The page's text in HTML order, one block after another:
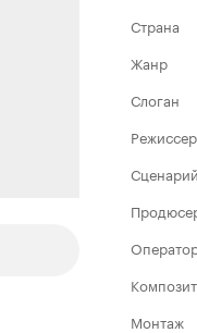
Страна
Жанр
Слоган
Режиссер
Сценарий
Монтаж